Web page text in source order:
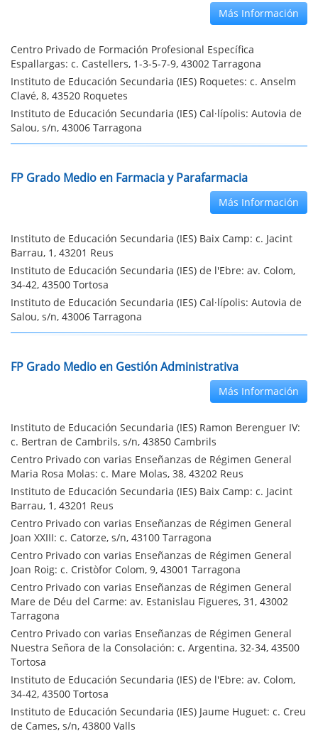
Más Información
Centro Privado de Formación Profesional Específica
Espallargas: c. Castellers, 1-3-5-7-9, 43002 Tarragona
Instituto de Educación Secundaria (IES) Roquetes: c. Anselm
Clavé, 8, 43520 Roquetes
Instituto de Educación Secundaria (IES) Cal·lípolis: Autovia de
Salou, s/n, 43006 Tarragona
FP Grado Medio en Farmacia y Parafarmacia
Más Información
Instituto de Educación Secundaria (IES) Baix Camp: c. Jacint
Barrau, 1, 43201 Reus
Instituto de Educación Secundaria (IES) de l'Ebre: av. Colom,
34-42, 43500 Tortosa
Instituto de Educación Secundaria (IES) Cal·lípolis: Autovia de
Salou, s/n, 43006 Tarragona
FP Grado Medio en Gestión Administrativa
Más Información
Instituto de Educación Secundaria (IES) Ramon Berenguer IV:
c. Bertran de Cambrils, s/n, 43850 Cambrils
Centro Privado con varias Enseñanzas de Régimen General
Maria Rosa Molas: c. Mare Molas, 38, 43202 Reus
Instituto de Educación Secundaria (IES) Baix Camp: c. Jacint
Barrau, 1, 43201 Reus
Centro Privado con varias Enseñanzas de Régimen General
Joan XXIII: c. Catorze, s/n, 43100 Tarragona
Centro Privado con varias Enseñanzas de Régimen General
Joan Roig: c. Cristòfor Colom, 9, 43001 Tarragona
Centro Privado con varias Enseñanzas de Régimen General
Mare de Déu del Carme: av. Estanislau Figueres, 31, 43002
Tarragona
Centro Privado con varias Enseñanzas de Régimen General
Nuestra Señora de la Consolación: c. Argentina, 32-34, 43500
Tortosa
Instituto de Educación Secundaria (IES) de l'Ebre: av. Colom,
34-42, 43500 Tortosa
Instituto de Educación Secundaria (IES) Jaume Huguet: c. Creu
de Cames, s/n, 43800 Valls